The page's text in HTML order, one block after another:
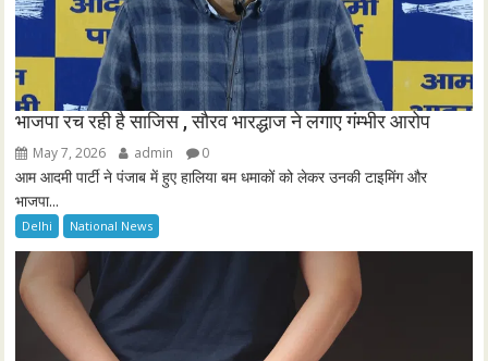
भाजपा रच रही है साजिस , सौरव भारद्धाज ने लगाए गंम्भीर आरोप
May 7, 2026 admin 0
आम आदमी पार्टी ने पंजाब में हुए हालिया बम धमाकों को लेकर उनकी टाइमिंग और
भाजपा...
Delhi National News